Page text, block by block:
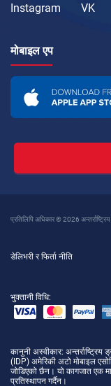
Instagram
VK
मोबाइल एप
प्रतिलिपि अधिकार © 2026
डेलिभरी र फिर्ता नीति
भुक्तानी विधि:
कानुनी अस्वीकार: अन्तर्राष्ट्रिय
(IDP) अमेरिकी अटो मोबाइल
जोडिएको छैन। यो कागजात एक
प्रतिस्थापन गर्दैन।